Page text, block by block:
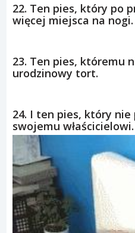
22. Ten pies, który po
więcej miejsca na nogi.
23. Ten pies, któremu
urodzinowy tort.
24. I ten pies, który nie
swojemu właścicielowi.